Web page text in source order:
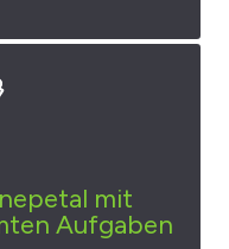
mit
Aufgaben